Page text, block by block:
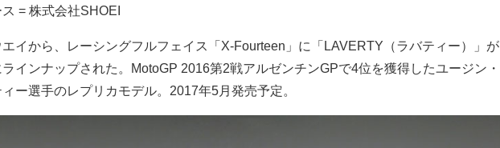
ス = 株式会社SHOEI
エイから、レーシングフルフェイス「X-Fourteen」に「LAVERTY（ラバティー）」が
インナップされた。MotoGP 2016第2戦アルゼンチンGPで4位を獲得したユージン・
ー選手のレプリカモデル。2017年5月発売予定。